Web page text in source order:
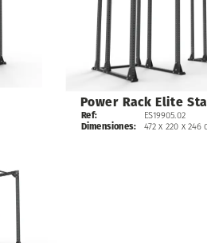
Power Rack Elite
Ref:
Dimensiones:
ES19905.02
472 x 220 x 246